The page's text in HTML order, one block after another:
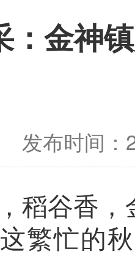
：金神
发布时间
稻谷香
繁忙的